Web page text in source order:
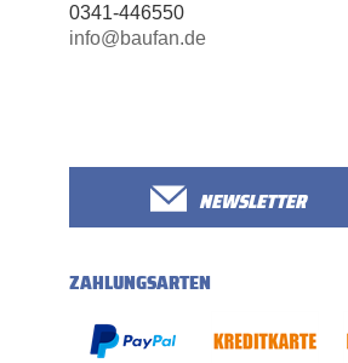
0341-446550
info@baufan.de
NEWSLETTER
ZAHLUNGSARTEN